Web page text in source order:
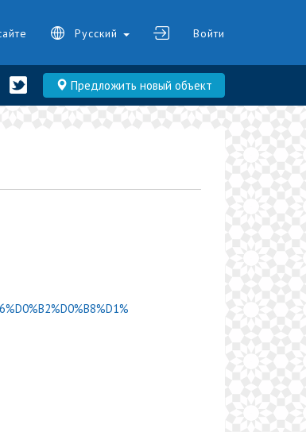
Русский Войти
Предложить новый объект